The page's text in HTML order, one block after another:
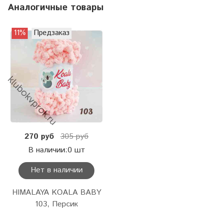
Аналогичные товары
11% Предзаказ
270 руб 305 руб
В наличии:0 шт
Нет в наличии
HIMALAYA KOALA BABY
103, Персик